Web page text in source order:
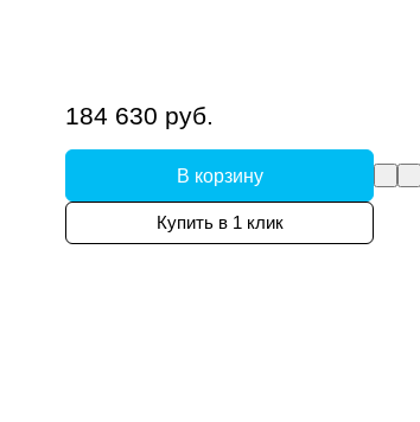
184 630 руб.
В корзину
Купить в 1 клик